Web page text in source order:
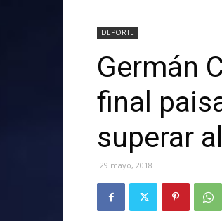
DEPORTE
Germán
final
superar
29 mayo, 2018